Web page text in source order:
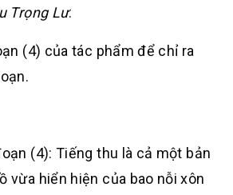
Trọng Lư.
(4) của tác phẩm để chỉ ra
(4): Tiếng thu là cả một bản
vừa hiển hiện của bao nỗi xôn